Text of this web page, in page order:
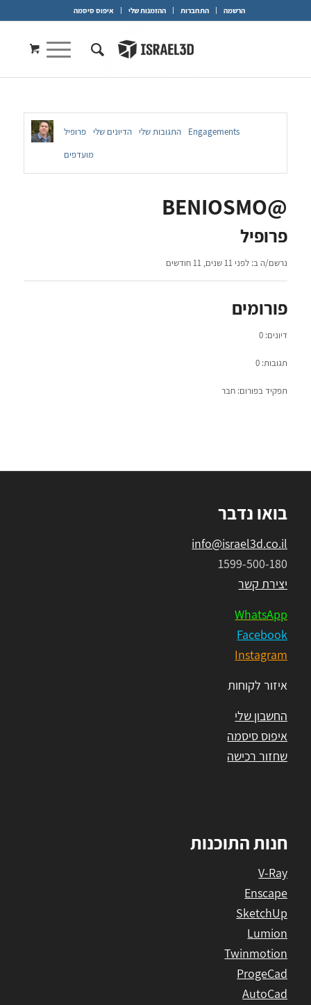
הרשמה התחברות ההזמנות שלי איפוס סיסמה
פרופיל הדיונים שלי התגובות שלי
Engagements
מועדפים
@BENIOSMO
פרופיל
נרשם/ה ב: לפני 11 שנים, 11 חודשים
פורומים
דיונים: 0
תגובות: 0
תפקיד בפורום: חבר
בואו נדבר
info@israel3d.co.il
1599-500-180
יצירת קשר
WhatsApp
Facebook
Instagram
איזור לקוחות
החשבון שלי
איפוס סיסמה
שחזור רכישה
חנות התוכנות
V-Ray
Enscape
SketchUp
Lumion
Twinmotion
ProgeCad
AutoCad